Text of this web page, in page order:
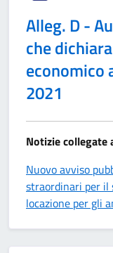
Alleg. D -
che
economico
2021
Notizie collegate
Nuovo avviso
straordinari per il
locazione per gli